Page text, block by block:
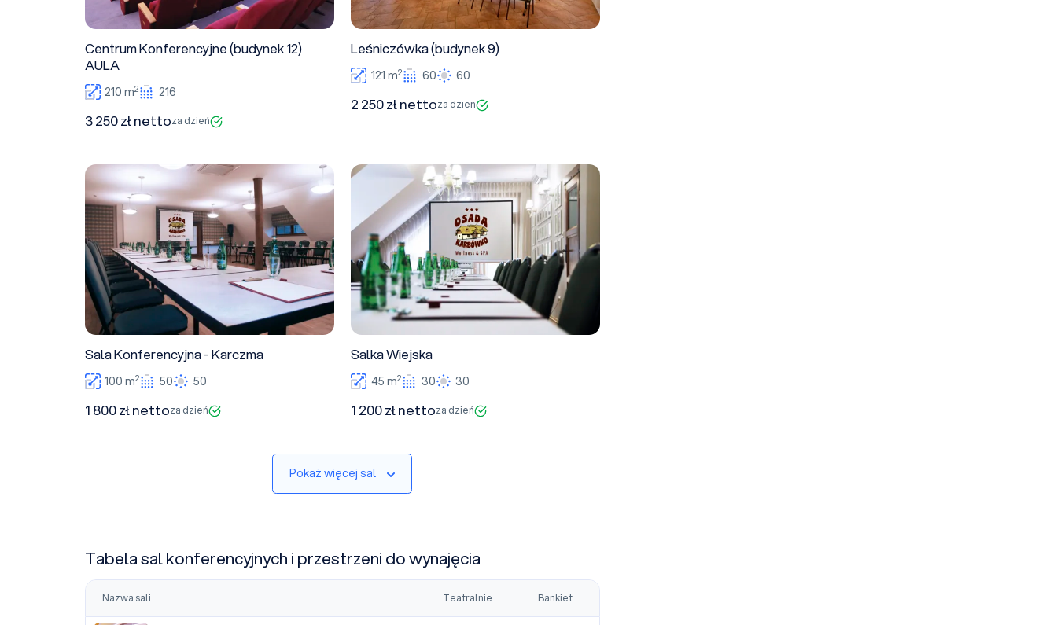
Centrum Konferencyjne (budynek 12)
AULA
210 m2 216
3 250 zł nettoza dzień
Leśniczówka (budynek 9)
121 m2 60 60
2 250 zł nettoza dzień
Sala Konferencyjna - Karczma
Sala Konferencyjna - Karczma
100 m2 50 50
1 800 zł nettoza dzień
Salka Wiejska
Salka Wiejska
45 m2 30 30
1 200 zł nettoza dzień
Pokaż więcej sal
Tabela sal konferencyjnych i przestrzeni do wynajęcia
Nazwa sali Teatralnie Bankiet